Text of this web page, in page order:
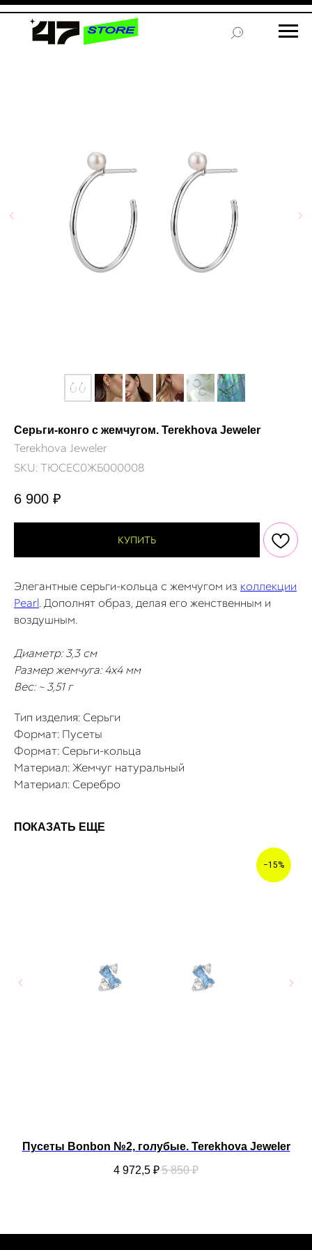
Серьги-конго с жемчугом. Terekhova Jeweler
Terekhova Jeweler
SKU: ТЮСЕС0ЖБ000008
6 900 ₽
КУПИТЬ
Элегантные серьги-кольца с жемчугом из коллекции
Pearl. Дополнят образ, делая его женственным и
воздушным.
Диаметр: 3,3 см
Размер жемчуга: 4х4 мм
Вес: ~ 3,51 г
Тип изделия: Серьги
Формат: Пусеты
Формат: Серьги-кольца
Материал: Жемчуг натуральный
Материал: Серебро
ПОКАЗАТЬ ЕЩЕ
−15%
Пусеты Bonbon №2, голубые. Terekhova Jeweler
4 972,5 ₽5 850 ₽